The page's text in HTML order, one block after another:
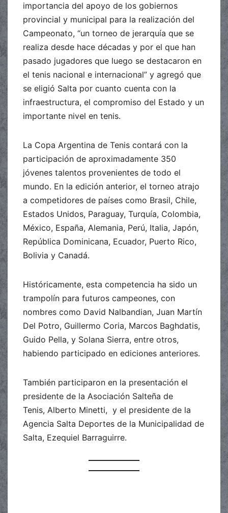
importancia del apoyo de los gobiernos
provincial y municipal para la realización del
Campeonato, “un torneo de jerarquía que se
realiza desde hace décadas y por el que han
pasado jugadores que luego se destacaron en
el tenis nacional e internacional” y agregó que
se eligió Salta por cuanto cuenta con la
infraestructura, el compromiso del Estado y un
importante nivel en tenis.
La Copa Argentina de Tenis contará con la
participación de aproximadamente 350
jóvenes talentos provenientes de todo el
mundo. En la edición anterior, el torneo atrajo
a competidores de países como Brasil, Chile,
Estados Unidos, Paraguay, Turquía, Colombia,
México, España, Alemania, Perú, Italia, Japón,
República Dominicana, Ecuador, Puerto Rico,
Bolivia y Canadá.
Históricamente, esta competencia ha sido un
trampolín para futuros campeones, con
nombres como David Nalbandian, Juan Martín
Del Potro, Guillermo Coria, Marcos Baghdatis,
Guido Pella, y Solana Sierra, entre otros,
habiendo participado en ediciones anteriores.
También participaron en la presentación el
presidente de la Asociación Salteña de
Tenis, Alberto Minetti, y el presidente de la
Agencia Salta Deportes de la Municipalidad de
Salta, Ezequiel Barraguirre.